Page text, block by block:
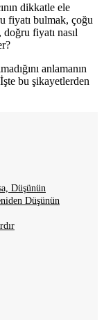
dikkatle ele
fiyatı bulmak, çoğu
fiyatı nasıl
anlamanın
bu şikayetlerden
Düşünün
Düşünün